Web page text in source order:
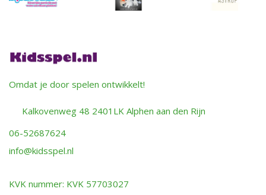
Omdat je door spelen ontwikkelt!
Kalkovenweg 48 2401LK Alphen aan den Rijn
06-52687624
info@kidsspel.nl
KVK nummer: KVK 57703027